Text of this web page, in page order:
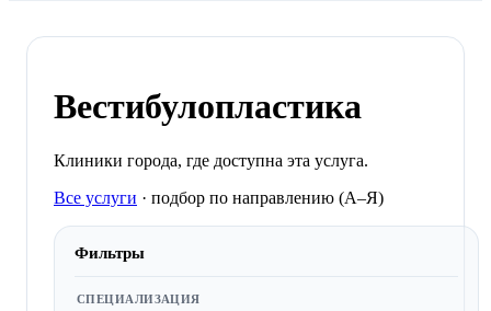
Вестибулопластика
Клиники города, где доступна эта услуга.
Все услуги · подбор по направлению (A–Я)
Фильтры
СПЕЦИАЛИЗАЦИЯ